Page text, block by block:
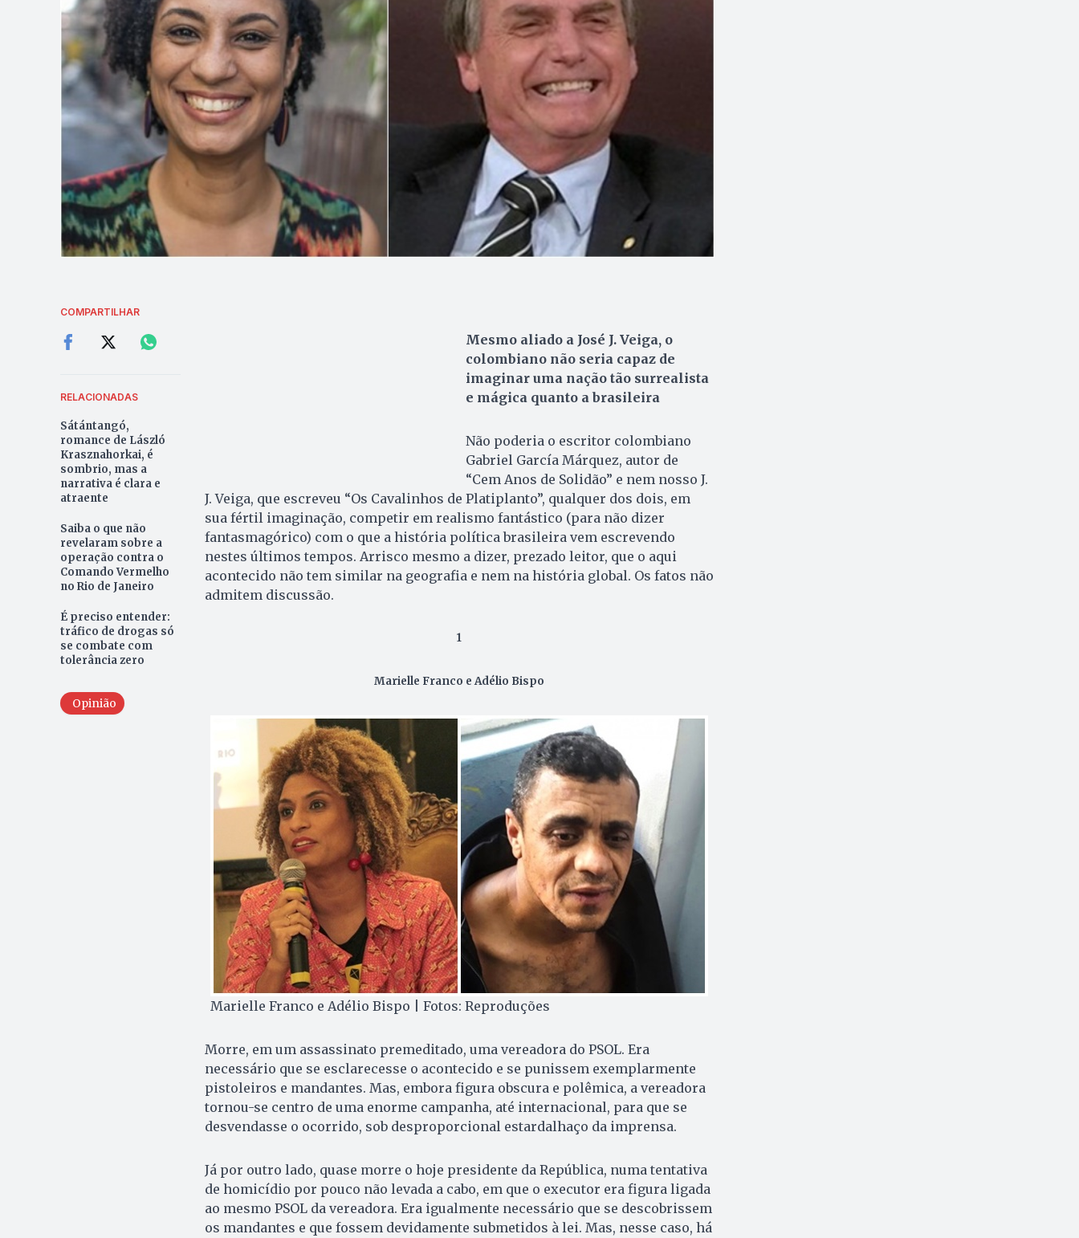
COMPARTILHAR
RELACIONADAS
Sátántangó,
romance de László
Krasznahorkai, é
sombrio, mas a
narrativa é clara e
atraente
Saiba o que não
revelaram sobre a
operação contra o
Comando Vermelho
no Rio de Janeiro
É preciso entender:
tráfico de drogas só
se combate com
tolerância zero
Opinião
Mesmo aliado a José J. Veiga, o
colombiano não seria capaz de
imaginar uma nação tão surrealista
e mágica quanto a brasileira
Não poderia o escritor colombiano
Gabriel García Márquez, autor de
“Cem Anos de Solidão” e nem nosso J.
J. Veiga, que escreveu “Os Cavalinhos de Platiplanto”, qualquer dos dois, em
sua fértil imaginação, competir em realismo fantástico (para não dizer
fantasmagórico) com o que a história política brasileira vem escrevendo
nestes últimos tempos. Arrisco mesmo a dizer, prezado leitor, que o aqui
acontecido não tem similar na geografia e nem na história global. Os fatos não
admitem discussão.
1
Marielle Franco e Adélio Bispo
Marielle Franco e Adélio Bispo | Fotos: Reproduções
Morre, em um assassinato premeditado, uma vereadora do PSOL. Era
necessário que se esclarecesse o acontecido e se punissem exemplarmente
pistoleiros e mandantes. Mas, embora figura obscura e polêmica, a vereadora
tornou-se centro de uma enorme campanha, até internacional, para que se
desvendasse o ocorrido, sob desproporcional estardalhaço da imprensa.
Já por outro lado, quase morre o hoje presidente da República, numa tentativa
de homicídio por pouco não levada a cabo, em que o executor era figura ligada
ao mesmo PSOL da vereadora. Era igualmente necessário que se descobrissem
os mandantes e que fossem devidamente submetidos à lei. Mas, nesse caso, há